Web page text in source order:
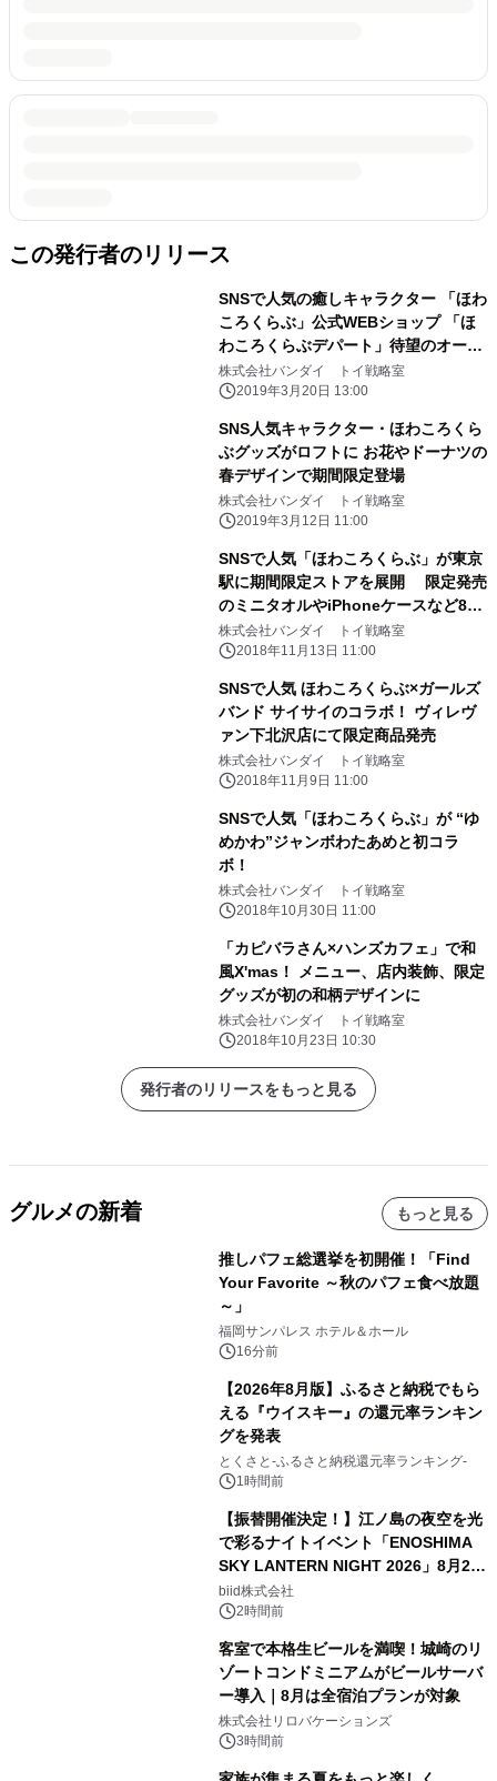
この発行者のリリース
SNSで人気の癒しキャラクター 「ほわ
ころくらぶ」公式WEBショップ 「ほ
わころくらぶデパート」待望のオープ
ン！
株式会社バンダイ トイ戦略室
2019年3月20日 13:00
SNS人気キャラクター・ほわころくら
ぶグッズがロフトに お花やドーナツの
春デザインで期間限定登場
株式会社バンダイ トイ戦略室
2019年3月12日 11:00
SNSで人気「ほわころくらぶ」が東京
駅に期間限定ストアを展開 限定発売
のミニタオルやiPhoneケースなど8点
も登場！
株式会社バンダイ トイ戦略室
2018年11月13日 11:00
SNSで人気 ほわころくらぶ×ガールズ
バンド サイサイのコラボ！ ヴィレヴ
ァン下北沢店にて限定商品発売
株式会社バンダイ トイ戦略室
2018年11月9日 11:00
SNSで人気「ほわころくらぶ」が “ゆ
めかわ”ジャンボわたあめと初コラ
ボ！
株式会社バンダイ トイ戦略室
2018年10月30日 11:00
「カピバラさん×ハンズカフェ」で和
風X'mas！ メニュー、店内装飾、限定
グッズが初の和柄デザインに
株式会社バンダイ トイ戦略室
2018年10月23日 10:30
発行者のリリースをもっと見る
グルメの新着 もっと見る
推しパフェ総選挙を初開催！「Find
Your Favorite ～秋のパフェ食べ放題
～」
福岡サンパレス ホテル＆ホール
16分前
【2026年8月版】ふるさと納税でもら
える『ウイスキー』の還元率ランキン
グを発表
とくさと-ふるさと納税還元率ランキング-
1時間前
【振替開催決定！】江ノ島の夜空を光
で彩るナイトイベント「ENOSHIMA
SKY LANTERN NIGHT 2026」8月22
日(土)振替開催＆受付スタート！
biid株式会社
2時間前
客室で本格生ビールを満喫！城崎のリ
ゾートコンドミニアムがビールサーバ
ー導入｜8月は全宿泊プランが対象
株式会社リロバケーションズ
3時間前